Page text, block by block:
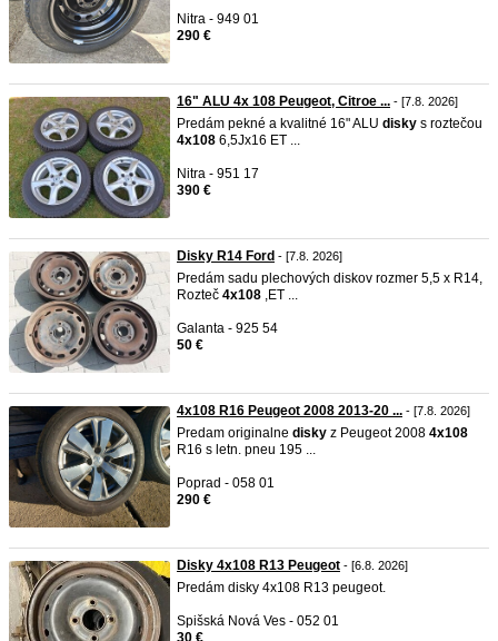
Nitra - 949 01
290 €
16" ALU 4x 108 Peugeot, Citroe ... - [7.8. 2026]
Predám pekné a kvalitné 16" ALU disky s roztečou
4x108 6,5Jx16 ET ...
Nitra - 951 17
390 €
Disky R14 Ford - [7.8. 2026]
Predám sadu plechových diskov rozmer 5,5 x R14,
Rozteč 4x108 ,ET ...
Galanta - 925 54
50 €
4x108 R16 Peugeot 2008 2013-20 ... - [7.8. 2026]
Predam originalne disky z Peugeot 2008 4x108
R16 s letn. pneu 195 ...
Poprad - 058 01
290 €
Disky 4x108 R13 Peugeot - [6.8. 2026]
Predám disky 4x108 R13 peugeot.
Spišská Nová Ves - 052 01
30 €